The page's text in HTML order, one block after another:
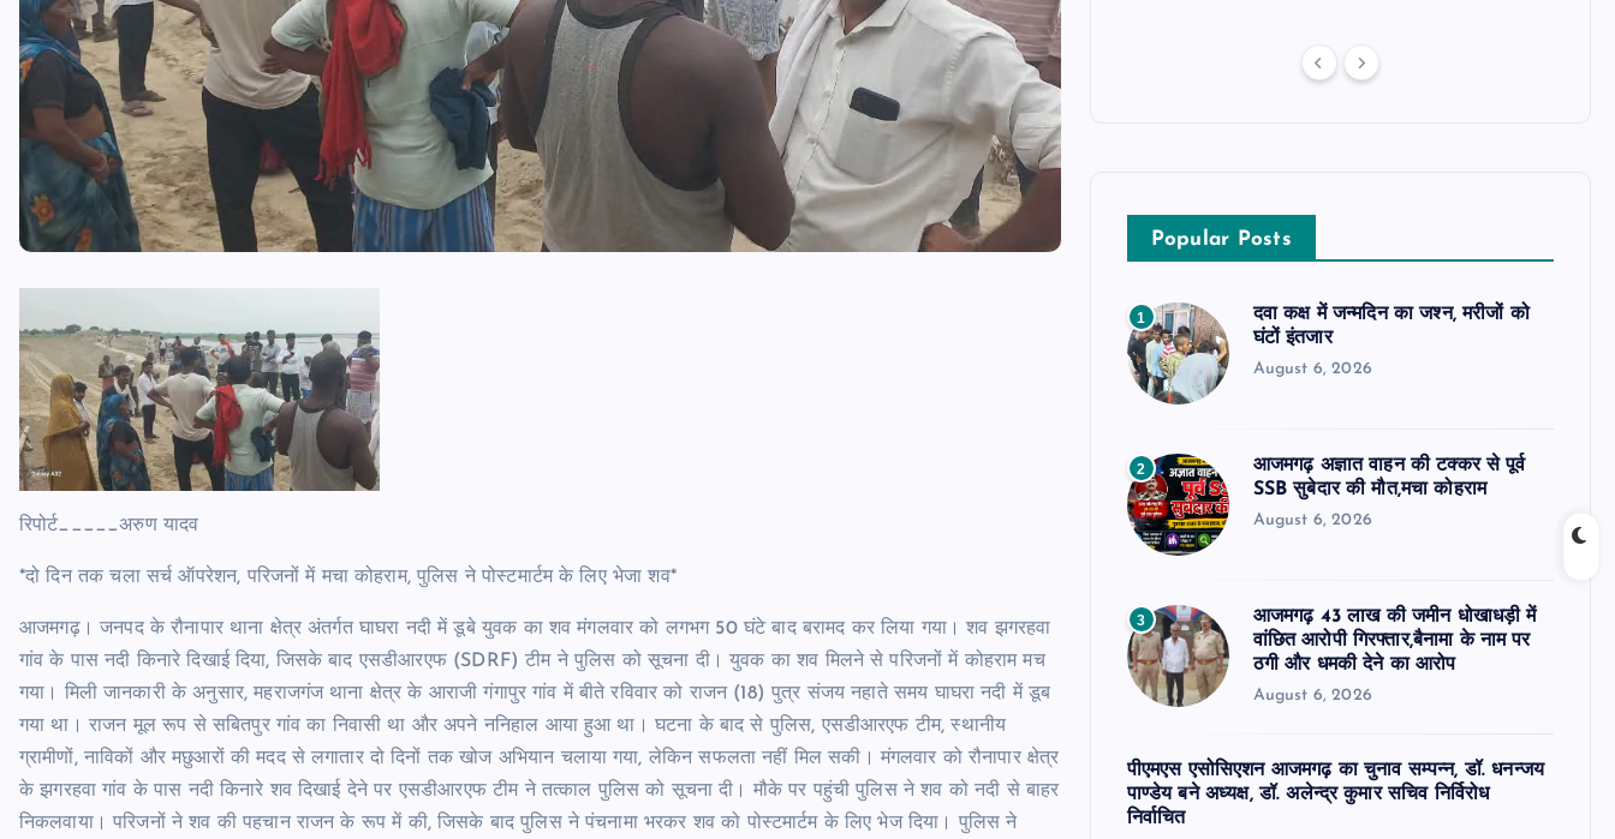
रिपोर्ट_____अरुण यादव
*दो दिन तक चला सर्च ऑपरेशन, परिजनों में मचा कोहराम, पुलिस ने पोस्टमार्टम के लिए भेजा शव*
आजमगढ़। जनपद के रौनापार थाना क्षेत्र अंतर्गत घाघरा नदी में डूबे युवक का शव मंगलवार को लगभग 50 घंटे बाद बरामद कर लिया गया। शव झगरहवा
गांव के पास नदी किनारे दिखाई दिया, जिसके बाद एसडीआरएफ (SDRF) टीम ने पुलिस को सूचना दी। युवक का शव मिलने से परिजनों में कोहराम मच
गया। मिली जानकारी के अनुसार, महराजगंज थाना क्षेत्र के आराजी गंगापुर गांव में बीते रविवार को राजन (18) पुत्र संजय नहाते समय घाघरा नदी में डूब
गया था। राजन मूल रूप से सबितपुर गांव का निवासी था और अपने ननिहाल आया हुआ था। घटना के बाद से पुलिस, एसडीआरएफ टीम, स्थानीय
ग्रामीणों, नाविकों और मछुआरों की मदद से लगातार दो दिनों तक खोज अभियान चलाया गया, लेकिन सफलता नहीं मिल सकी। मंगलवार को रौनापार क्षेत्र
के झगरहवा गांव के पास नदी किनारे शव दिखाई देने पर एसडीआरएफ टीम ने तत्काल पुलिस को सूचना दी। मौके पर पहुंची पुलिस ने शव को नदी से बाहर
निकलवाया। परिजनों ने शव की पहचान राजन के रूप में की, जिसके बाद पुलिस ने पंचनामा भरकर शव को पोस्टमार्टम के लिए भेज दिया। पुलिस ने
Popular Posts
1
दवा कक्ष में जन्मदिन का जश्न, मरीजों को
घंटों इंतजार
August 6, 2026
2
आजमगढ़ अज्ञात वाहन की टक्कर से पूर्व
SSB सुबेदार की मौत,मचा कोहराम
August 6, 2026
3
आजमगढ़ 43 लाख की जमीन धोखाधड़ी में
वांछित आरोपी गिरफ्तार,बैनामा के नाम पर
ठगी और धमकी देने का आरोप
August 6, 2026
पीएमएस एसोसिएशन आजमगढ़ का चुनाव सम्पन्न, डॉ. धनन्जय
पाण्डेय बने अध्यक्ष, डॉ. अलेन्द्र कुमार सचिव निर्विरोध
निर्वाचित